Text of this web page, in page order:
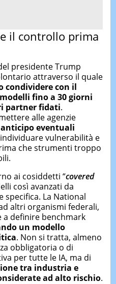
il controllo prima
presidente Trump
attraverso il quale
condividere con il
fino a 30 giorni
partner fidati.
alle agenzie
eventuali
vulnerabilità e
che strumenti troppo
ai cosiddetti “covered
così avanzati da
specifica. La National
altri organismi federali,
definire benchmark
un modello
. Non si tratta, almeno
obbligatoria o di
per tutte le IA, ma di
tra industria e
ad alto rischio.